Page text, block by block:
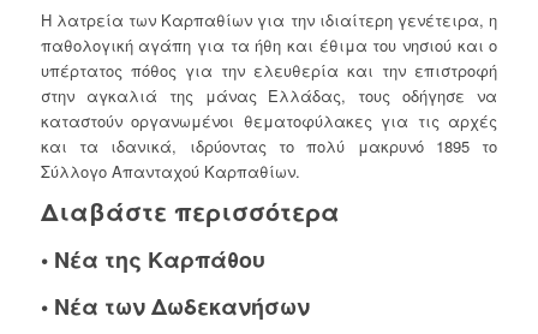
Η λατρεία των Καρπαθίων για την ιδιαίτερη γενέτειρα, η
παθολογική αγάπη για τα ήθη και έθιμα του νησιού και ο
υπέρτατος πόθος για την ελευθερία και την επιστροφή
στην αγκαλιά της μάνας Ελλάδας, τους οδήγησε να
καταστούν οργανωμένοι θεματοφύλακες για τις αρχές
και τα ιδανικά, ιδρύοντας το πολύ μακρυνό 1895 το
Σύλλογο Απανταχού Καρπαθίων.
Διαβάστε περισσότερα
• Νέα της Καρπάθου
• Νέα των Δωδεκανήσων